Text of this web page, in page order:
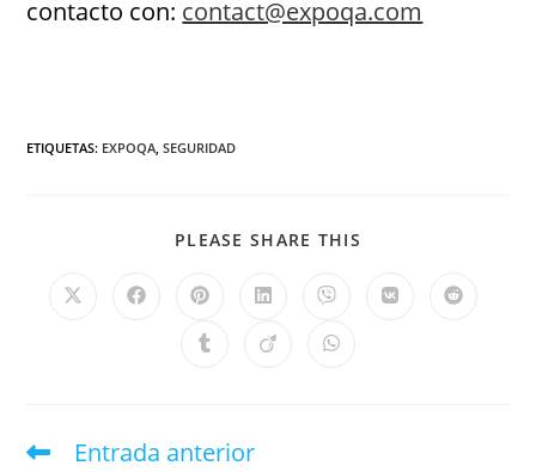
contacto con: contact@expoqa.com
ETIQUETAS: EXPOQA SEGURIDAD
PLEASE SHARE THIS
Entrada anterior